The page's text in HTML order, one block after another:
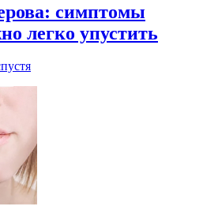
симптомы
легко упустить